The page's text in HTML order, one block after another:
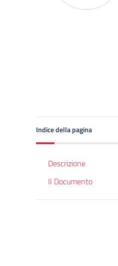
Indice della pagina
Descrizione
Il Documento